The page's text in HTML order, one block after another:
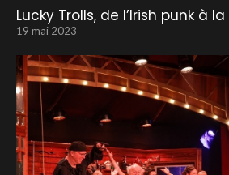
Lucky Trolls, de l’Irish punk à
19 mai 2023